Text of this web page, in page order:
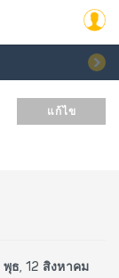
แก้ไข
พุธ, 12 สิงหาคม